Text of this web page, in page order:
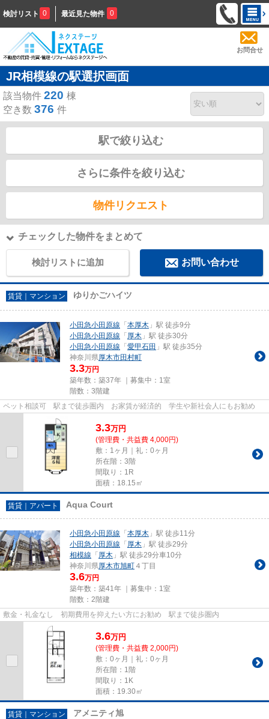
検討リスト 0 最近見た物件 0
お問合せ
JR相模線の駅選択画面
該当物件 220 棟
空き数 376 件
駅で絞り込む
さらに条件を絞り込む
物件リクエスト
チェックした物件をまとめて
検討リストに追加 お問い合わせ
賃貸｜マンション ゆりかごハイツ
小田急小田原線 「本厚木 」駅 徒歩9分
小田急小田原線 「厚木 」駅 徒歩30分
小田急小田原線 「愛甲石田 」駅 徒歩35分
神奈川県厚木市田村町
3.3万円
築年数：築37年 ｜募集中： 1室
階数：3階建
ペット相談可 駅まで徒歩圏内 お家賃が経済的 学生や新社会人にもお勧め
3.3万円
(管理費・共益費 4,000円)
敷：1ヶ月｜礼：0ヶ月
所在階：3階
間取り：1R
面積：18.15㎡
賃貸｜アパート Aqua Court
小田急小田原線 「本厚木 」駅 徒歩11分
小田急小田原線 「厚木 」駅 徒歩29分
相模線 「厚木 」駅 徒歩29分車10分
神奈川県厚木市旭町 ４丁目
3.6万円
築年数：築41年 ｜募集中： 1室
階数：2階建
敷金・礼金なし 初期費用を抑えたい方にお勧め 駅まで徒歩圏内
3.6万円
(管理費・共益費 2,000円)
敷：0ヶ月｜礼：0ヶ月
所在階：1階
間取り：1K
面積：19.30㎡
賃貸｜マンション アメニティ旭